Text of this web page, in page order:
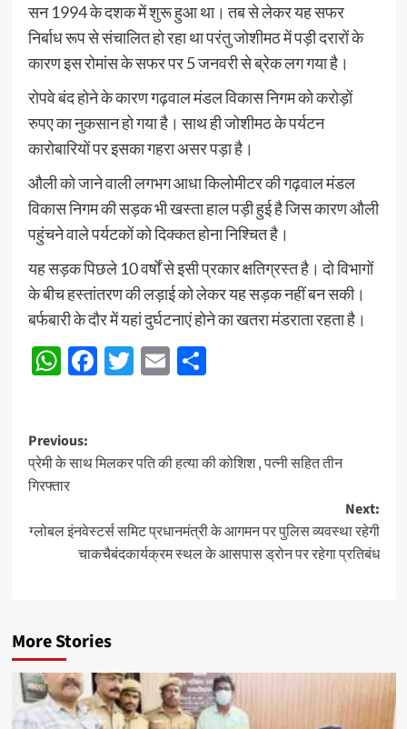
सन 1994 के दशक में शुरू हुआ था। तब से लेकर यह सफर
निर्बाध रूप से संचालित हो रहा था परंतु जोशीमठ में पड़ी दरारों के
कारण इस रोमांस के सफर पर 5 जनवरी से ब्रेक लग गया है।
रोपवे बंद होने के कारण गढ़वाल मंडल विकास निगम को करोड़ों
रुपए का नुकसान हो गया है। साथ ही जोशीमठ के पर्यटन
कारोबारियों पर इसका गहरा असर पड़ा है।
औली को जाने वाली लगभग आधा किलोमीटर की गढ़वाल मंडल
विकास निगम की सड़क भी खस्ता हाल पड़ी हुई है जिस कारण औली
पहुंचने वाले पर्यटकों को दिक्कत होना निश्चित है।
यह सड़क पिछले 10 वर्षों से इसी प्रकार क्षतिग्रस्त है। दो विभागों
के बीच हस्तांतरण की लड़ाई को लेकर यह सड़क नहीं बन सकी।
बर्फबारी के दौर में यहां दुर्घटनाएं होने का खतरा मंडराता रहता है।
WhatsApp
Facebook
Twitter
EmailShare
Post
navigation
Previous:
प्रेमी के साथ मिलकर पति की हत्या की कोशिश , पत्नी सहित तीन
गिरफ्तार
Next:
ग्लोबल इंनवेस्टर्स समिट प्रधानमंत्री के आगमन पर पुलिस व्यवस्था रहेगी
चाकचैबंदकार्यक्रम स्थल के आसपास ड्रोन पर रहेगा प्रतिबंध
More Stories